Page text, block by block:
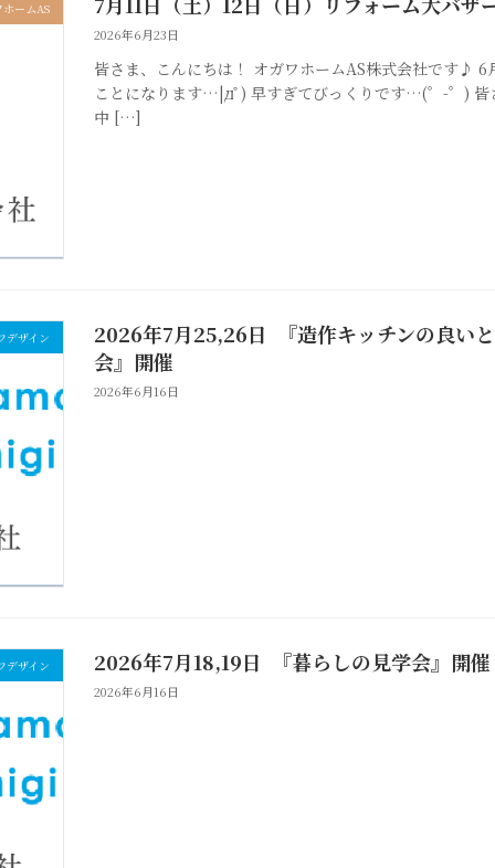
ームAS
2026年6月23日
皆さま、こんにちは！ オガワホームAS株式会社です♪
ことになります…|дﾟ) 早すぎてびっくりです…(゜-゜) 皆
中 […]
デザイン
2026年7月25,26日 『造作キッチンの良い
会』開催
2026年6月16日
デザイン 2026年7月18,19日 『暮らしの見学会』開催
2026年6月16日